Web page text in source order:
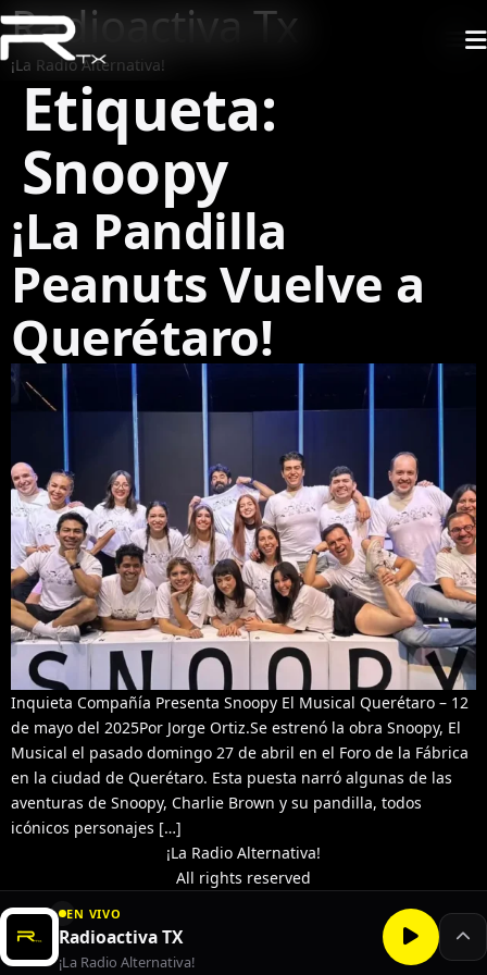
Radioactiva Tx
¡La Radio Alternativa!
Etiqueta:
Snoopy
¡La Pandilla
Peanuts Vuelve a
Querétaro!
Inquieta Compañía Presenta Snoopy El Musical Querétaro – 12
de mayo del 2025Por Jorge Ortiz.Se estrenó la obra Snoopy, El
Musical el pasado domingo 27 de abril en el Foro de la Fábrica
en la ciudad de Querétaro. Esta puesta narró algunas de las
aventuras de Snoopy, Charlie Brown y su pandilla, todos
icónicos personajes […]
¡La Radio Alternativa!
All rights reserved
EN VIVO
Radioactiva TX
¡La Radio Alternativa!